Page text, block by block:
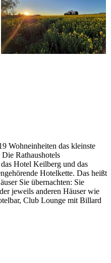
Wohneinheiten das kleinste
Rathaushotels
Hotel Keilberg und das
Hotelkette. Das heißt
Sie übernachten: Sie
jeweils anderen Häuser wie
Club Lounge mit Billard